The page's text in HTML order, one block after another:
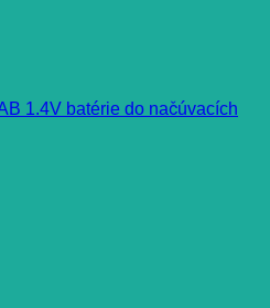
1.4V batérie do načúvacích